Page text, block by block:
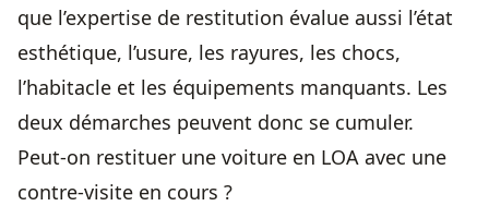
que l’expertise de restitution évalue aussi l’état
esthétique, l’usure, les rayures, les chocs,
l’habitacle et les équipements manquants. Les
deux démarches peuvent donc se cumuler.
Peut-on restituer une voiture en LOA avec une
contre-visite en cours ?